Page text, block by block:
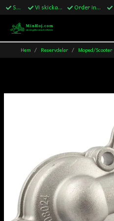
Snabba leveranser Vi skickar till Sverige,Danmark & Finland Order innan kl.13 skickas samma vardag
Hem Reservdelar Moped/Scooter